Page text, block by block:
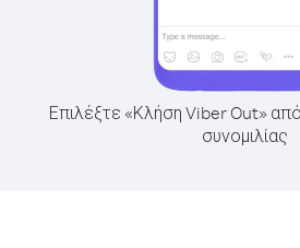
Επιλέξτε «Κλήση Viber Out»
συνομιλίας